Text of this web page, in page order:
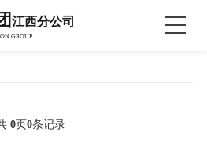
江西分公司
GROUP
0页0条记录